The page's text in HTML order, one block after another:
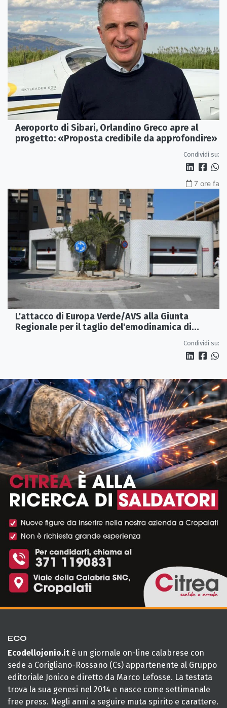
Aeroporto di Sibari, Orlandino Greco apre al
progetto: «Proposta credibile da approfondire»
Condividi su:
7 ore fa
L'attacco di Europa Verde/AVS alla Giunta
Regionale per il taglio del'emodinamica di
Condividi su:
ECO
Ecodellojonio.it è un giornale on-line calabrese con
sede a Corigliano-Rossano (Cs) appartenente al Gruppo
editoriale Jonico e diretto da Marco Lefosse. La testata
trova la sua genesi nel 2014 e nasce come settimanale
free press. Negli anni a seguire muta spirito e carattere.